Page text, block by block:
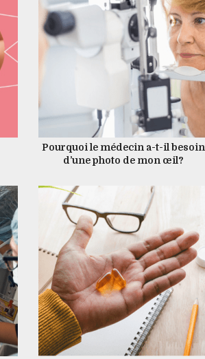
Pourquoi le médecin a-t-il besoin
d’une photo de mon œil?